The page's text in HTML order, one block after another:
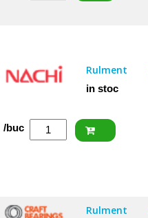
Rulment
in stoc
Cantitate
NACHI
/buc
Rulment